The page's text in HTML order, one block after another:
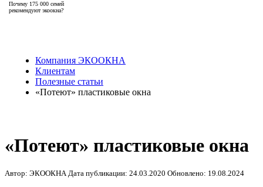
Почему 175 000 семей
рекомендуют экоокна?
Компания ЭКООКНА
Клиентам
Полезные статьи
«Потеют» пластиковые окна
«Потеют» пластиковые окна
Автор: ЭКООКНА Дата публикации: 24.03.2020 Обновлено: 19.08.2024